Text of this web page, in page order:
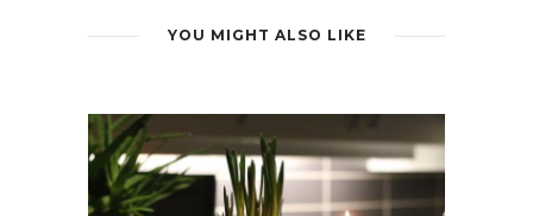
YOU MIGHT ALSO LIKE